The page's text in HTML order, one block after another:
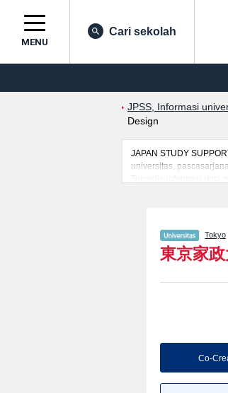
MENU
Cari sekolah
JPSS, Informasi
Design
JAPAN STUDY
universitas,
Tersedia informasi rinci
mancanegara seperti
jalan, dan lainnya. Tokyo
東京家
Co-